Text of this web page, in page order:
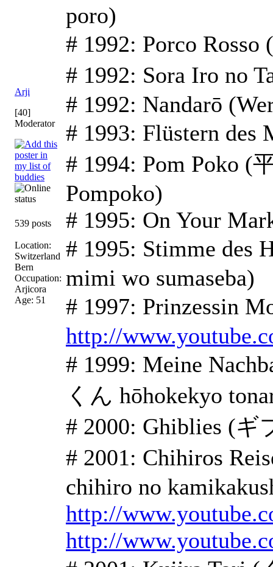
Arji
[40]
Moderator
539 posts
Location:
Switzerland
Bern
Occupation:
Arjicora
Age: 51
poro)
# 1992: Porco
# 1992: Sora Iro no
# 1992: Nandarō
# 1993: Flüstern
# 1994: Pom Poko (
Pompoko)
# 1995: On Your
# 1995: Stimme des
mimi wo sumaseba)
# 1997: Prinzessin
http://
# 1999: Meine
くん hōhokekyo
# 2000: Ghiblies (
# 2001: Chihiros
chihiro no
http://
http://